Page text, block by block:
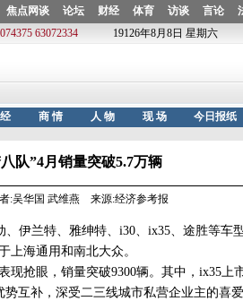
队”4月销量突破5.7万辆
:吴华国 武维燕 来源:经济参考报
伊兰特、雅绅特、i30、ix35、途胜等车
上海通用和南北大众。
抢眼，销量突破9300辆。其中，ix35上
互补，深受二三线城市私营企业主的喜